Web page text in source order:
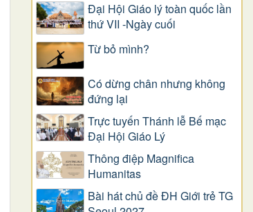
Đại Hội Giáo lý toàn quốc lần
thứ VII -Ngày cuối
Từ bỏ mình?
Có dừng chân nhưng không
đứng lại
Trực tuyến Thánh lễ Bế mạc
Đại Hội Giáo Lý
Thông điệp Magnifica
Humanitas
Bài hát chủ đề ĐH Giới trẻ TG